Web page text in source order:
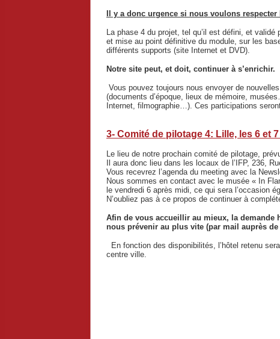
Il y a donc urgence si nous voulons respecter
La phase 4 du projet, tel qu’il est défini, et
et mise au point définitive du module, sur les
différents supports (site Internet et DVD).
Notre site peut, et doit, continuer à s’enrichir.
Vous pouvez toujours nous envoyer de
(documents d’époque, lieux de mémoire,
Internet, filmographie…). Ces participations
3- Comité de pilotage 4: Lille, les 6 et
Le lieu de notre prochain comité de pilotage,
Il aura donc lieu dans les locaux de l’IFP, 236,
Vous recevrez l’agenda du meeting avec la
Nous sommes en contact avec le musée « In
le vendredi 6 après midi, ce qui sera l’occasion
N’oubliez pas à ce propos de continuer à
Afin de vous accueillir au mieux, la demande
nous prévenir au plus vite (par mail auprès
En fonction des disponibilités, l’hôtel retenu
centre ville.